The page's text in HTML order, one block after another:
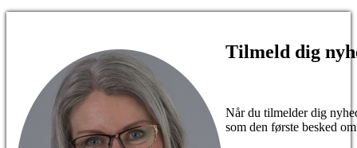
Tilmeld dig
Når du tilmelder dig
som den første besked